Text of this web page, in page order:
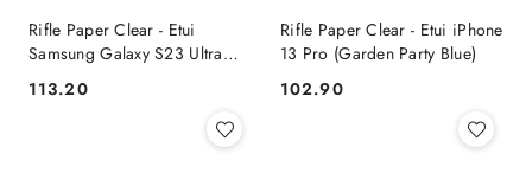
Rifle Paper Clear - Etui
Samsung Galaxy S23 Ultra
Cena:
113.20
Rifle Paper Clear - Etui iPhone
13 Pro (Garden Party Blue)
Cena:
102.90